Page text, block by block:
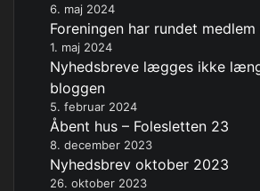
6. maj 2024
Foreningen har rundet medlem
1. maj 2024
Nyhedsbreve lægges ikke
bloggen
5. februar 2024
Åbent hus – Folesletten 23
8. december 2023
Nyhedsbrev oktober 2023
26. oktober 2023